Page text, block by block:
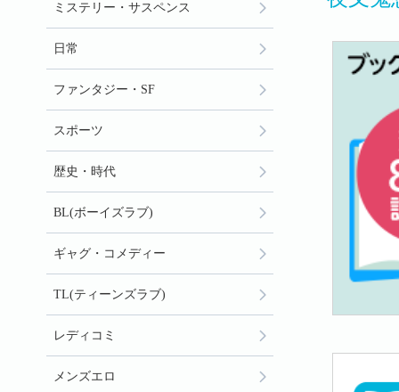
ミステリー・サスペンス
日常
ファンタジー・SF
スポーツ
歴史・時代
BL(ボーイズラブ)
ギャグ・コメディー
TL(ティーンズラブ)
レディコミ
メンズエロ